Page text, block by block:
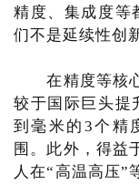
精度、集成度等
们不是延续性创
在精度等核心
较于国际巨头提
到毫米的3个精
围。此外，得益
人在“高温高压”